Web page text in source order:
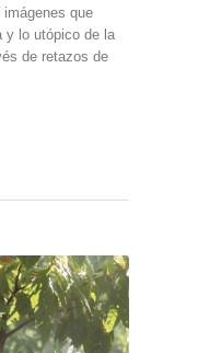
que
y lo utópico de la
de retazos de